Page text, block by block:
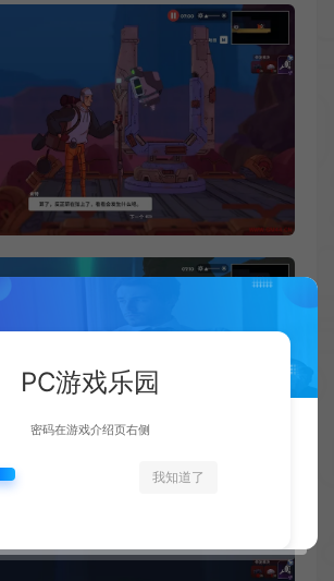
PC游戏乐园
密码在游戏介绍页右侧
我知道了